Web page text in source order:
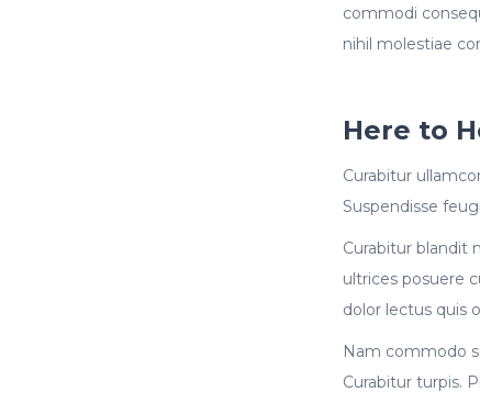
commodi
nihil molestiae
Here to
Curabitur
Suspendisse
Curabitur blandit
ultrices posuere
dolor lectus quis
Nam commodo
Curabitur turpis.